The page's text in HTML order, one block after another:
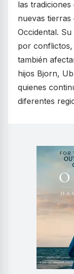
las
nuevas
Occidental.
por conflictos,
también
hijos Bjorn,
quienes
diferentes